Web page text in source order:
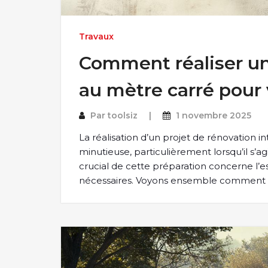
Travaux
Comment réaliser
au mètre carré pour
Partoolsiz 1 novembre 2025
La réalisation d’un projet de rénovation
minutieuse, particulièrement lorsqu’il
crucial de cette préparation concerne
nécessaires. Voyons ensemble